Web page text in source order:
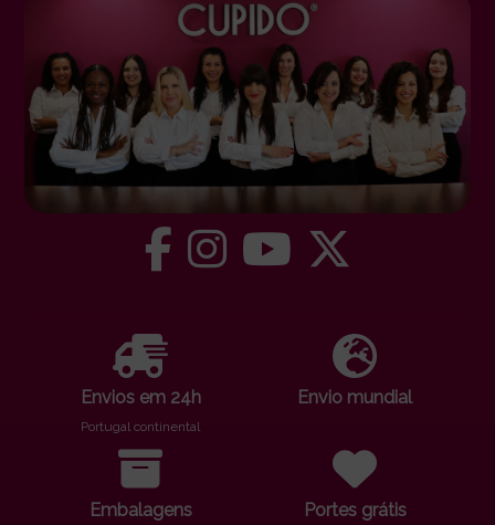
Envios em 24h
Portugal continental
Envio mundial
Embalagens Portes grátis